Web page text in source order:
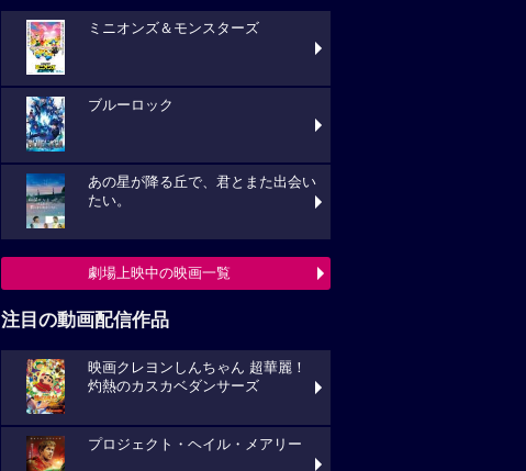
ミニオンズ＆モンスターズ
ブルーロック
あの星が降る丘で、君とまた出会い
たい。
劇場上映中の映画一覧
注目の動画配信作品
映画クレヨンしんちゃん 超華麗！
灼熱のカスカベダンサーズ
プロジェクト・ヘイル・メアリー